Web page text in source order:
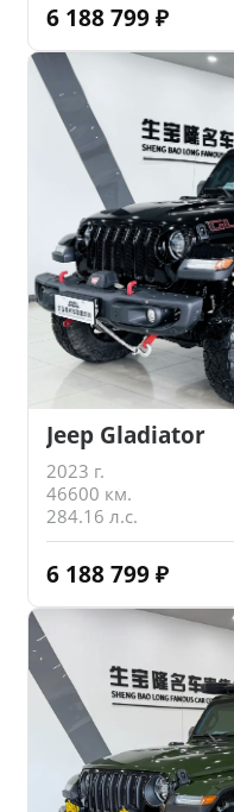
6 188 799 ₽
Jeep Gladiator
2023 г.
46600 км.
284.16 л.с.
6 188 799 ₽